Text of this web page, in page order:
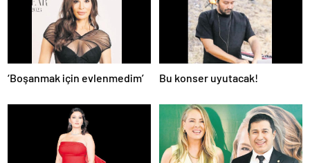
‘Boşanmak için evlenmedim’ Bu konser uyutacak!